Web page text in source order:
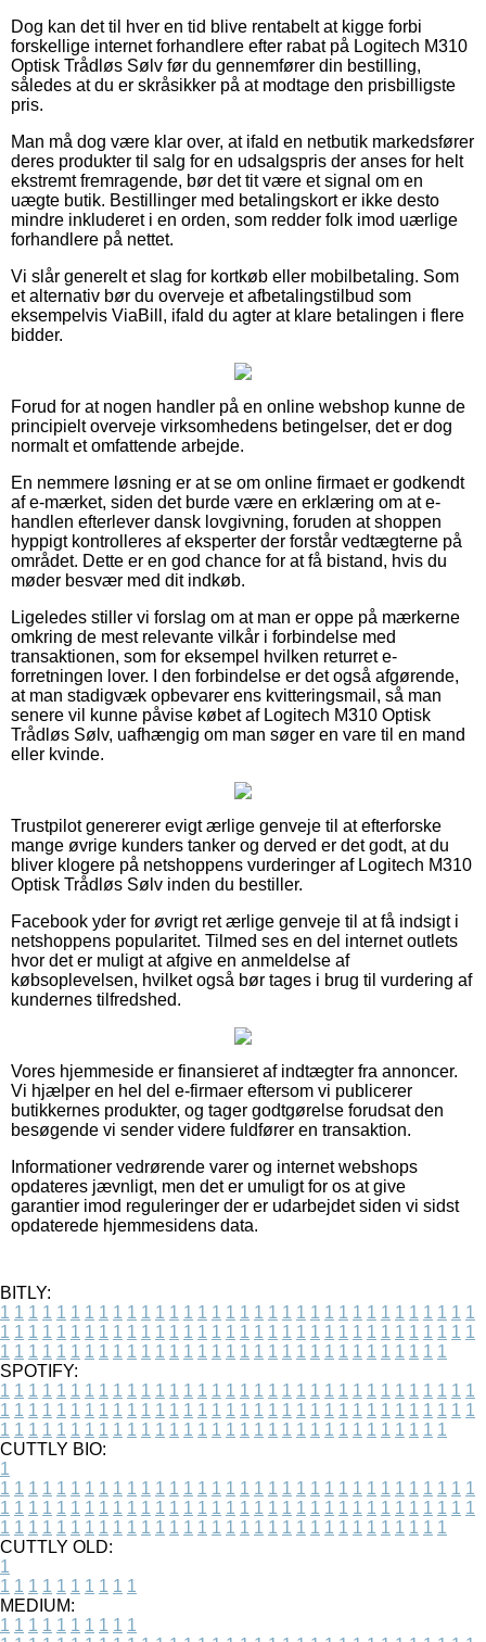
Dog kan det til hver en tid blive rentabelt at kigge forbi
forskellige internet forhandlere efter rabat på Logitech M310
Optisk Trådløs Sølv før du gennemfører din bestilling,
således at du er skråsikker på at modtage den prisbilligste
pris.
Man må dog være klar over, at ifald en netbutik markedsfører
deres produkter til salg for en udsalgspris der anses for helt
ekstremt fremragende, bør det tit være et signal om en
uægte butik. Bestillinger med betalingskort er ikke desto
mindre inkluderet i en orden, som redder folk imod uærlige
forhandlere på nettet.
Vi slår generelt et slag for kortkøb eller mobilbetaling. Som
et alternativ bør du overveje et afbetalingstilbud som
eksempelvis ViaBill, ifald du agter at klare betalingen i flere
bidder.
Forud for at nogen handler på en online webshop kunne de
principielt overveje virksomhedens betingelser, det er dog
normalt et omfattende arbejde.
En nemmere løsning er at se om online firmaet er godkendt
af e-mærket, siden det burde være en erklæring om at e-
handlen efterlever dansk lovgivning, foruden at shoppen
hyppigt kontrolleres af eksperter der forstår vedtægterne på
området. Dette er en god chance for at få bistand, hvis du
møder besvær med dit indkøb.
Ligeledes stiller vi forslag om at man er oppe på mærkerne
omkring de mest relevante vilkår i forbindelse med
transaktionen, som for eksempel hvilken returret e-
forretningen lover. I den forbindelse er det også afgørende,
at man stadigvæk opbevarer ens kvitteringsmail, så man
senere vil kunne påvise købet af Logitech M310 Optisk
Trådløs Sølv, uafhængig om man søger en vare til en mand
eller kvinde.
Trustpilot genererer evigt ærlige genveje til at efterforske
mange øvrige kunders tanker og derved er det godt, at du
bliver klogere på netshoppens vurderinger af Logitech M310
Optisk Trådløs Sølv inden du bestiller.
Facebook yder for øvrigt ret ærlige genveje til at få indsigt i
netshoppens popularitet. Tilmed ses en del internet outlets
hvor det er muligt at afgive en anmeldelse af
købsoplevelsen, hvilket også bør tages i brug til vurdering af
kundernes tilfredshed.
Vores hjemmeside er finansieret af indtægter fra annoncer.
Vi hjælper en hel del e-firmaer eftersom vi publicerer
butikkernes produkter, og tager godtgørelse forudsat den
besøgende vi sender videre fuldfører en transaktion.
Informationer vedrørende varer og internet webshops
opdateres jævnligt, men det er umuligt for os at give
garantier imod reguleringer der er udarbejdet siden vi sidst
opdaterede hjemmesidens data.
BITLY:
1 1 1 1 1 1 1 1 1 1 1 1 1 1 1 1 1 1 1 1 1 1 1 1 1 1 1 1 1 1 1 1 1 1
1 1 1 1 1 1 1 1 1 1 1 1 1 1 1 1 1 1 1 1 1 1 1 1 1 1 1 1 1 1 1 1 1 1
1 1 1 1 1 1 1 1 1 1 1 1 1 1 1 1 1 1 1 1 1 1 1 1 1 1 1 1 1 1 1 1
SPOTIFY:
1 1 1 1 1 1 1 1 1 1 1 1 1 1 1 1 1 1 1 1 1 1 1 1 1 1 1 1 1 1 1 1 1 1
1 1 1 1 1 1 1 1 1 1 1 1 1 1 1 1 1 1 1 1 1 1 1 1 1 1 1 1 1 1 1 1 1 1
1 1 1 1 1 1 1 1 1 1 1 1 1 1 1 1 1 1 1 1 1 1 1 1 1 1 1 1 1 1 1 1
CUTTLY BIO:
1
1 1 1 1 1 1 1 1 1 1 1 1 1 1 1 1 1 1 1 1 1 1 1 1 1 1 1 1 1 1 1 1 1 1
1 1 1 1 1 1 1 1 1 1 1 1 1 1 1 1 1 1 1 1 1 1 1 1 1 1 1 1 1 1 1 1 1 1
1 1 1 1 1 1 1 1 1 1 1 1 1 1 1 1 1 1 1 1 1 1 1 1 1 1 1 1 1 1 1 1
CUTTLY OLD:
1
1 1 1 1 1 1 1 1 1 1
MEDIUM:
1 1 1 1 1 1 1 1 1 1